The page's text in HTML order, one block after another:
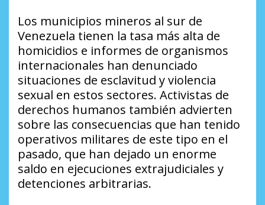
Los municipios mineros al sur de
Venezuela tienen la tasa más alta de
homicidios e informes de organismos
internacionales han denunciado
situaciones de esclavitud y violencia
sexual en estos sectores. Activistas de
derechos humanos también advierten
sobre las consecuencias que han tenido
operativos militares de este tipo en el
pasado, que han dejado un enorme
saldo en ejecuciones extrajudiciales y
detenciones arbitrarias.